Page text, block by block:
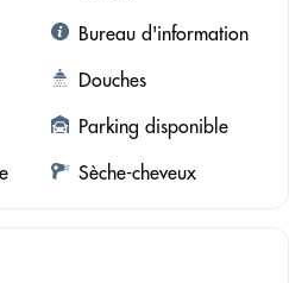
Bureau d'information
Douches
Parking disponible
Sèche-cheveux